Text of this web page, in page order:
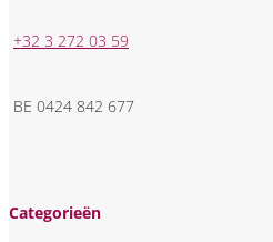
+32 3 272 03 59
BE 0424 842 677
Categorieën